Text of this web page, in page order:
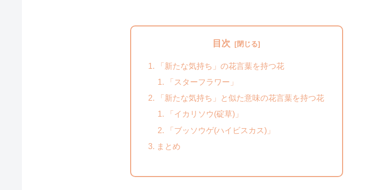
目次
「新たな気持ち」の花言葉を持つ花
「スターフラワー」
「新たな気持ち」と似た意味の花言葉を持つ花
「イカリソウ(碇草)」
「ブッソウゲ(ハイビスカス)」
まとめ